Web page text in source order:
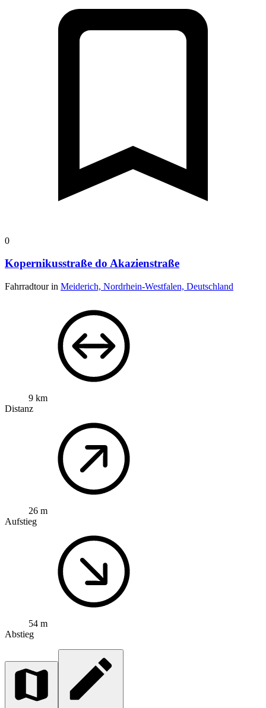
0
Kopernikusstraße do Akazienstraße
Fahrradtour in Meiderich, Nordrhein-Westfalen, Deutschland
9 km
Distanz
26 m
Aufstieg
54 m
Abstieg